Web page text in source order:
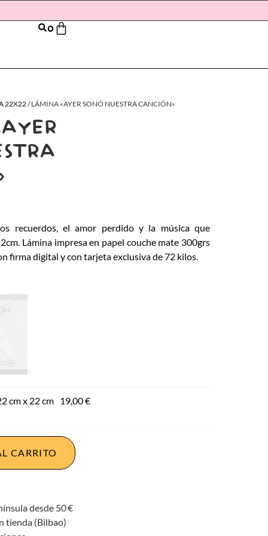
0
22X22/ LÁMINA «AYER SONÓ NUESTRA CANCIÓN»
recuerdos, el amor perdido y la música que
Lámina impresa en papel couche mate 300grs
firma digital y con tarjeta exclusiva de 72 kilos.
cm x 22 cm 19,00€
CARRITO
desde 50 €
tienda (Bilbao)